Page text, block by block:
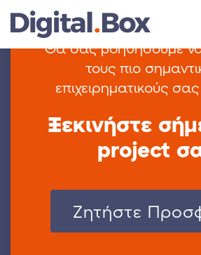
Θα σας βοηθήσουμε να
τους πιο
επιχειρηματικούς
Ξεκινήστε
project
Zητήστε